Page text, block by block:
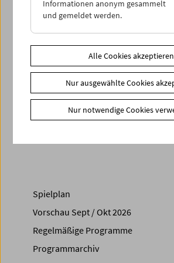
September an der Kassa erhältlich. Für
einzelnen Programme geben wir
Platzkarten aus.
LinkLange Nacht der Museen
Share on
Spielplan
Vorschau Sept / Okt 2026
Regelmäßige Programme
Programmarchiv
Informationen anonym gesammelt
und gemeldet werden.
Alle Cookies akzeptieren
Nur ausgewählte Cookies
Nur notwendige Cookies